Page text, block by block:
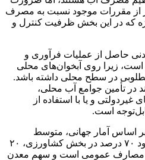
از مقررات موجود نسبت به مصرف
که در این بخش ظرفیت کنترل و
حاصل از عملیات فرآوری و
زیرا روی آبخوان‌های محلی
در سطح محلی داشته باشد.
در تأمین جوامع آب محلی،
و یا با استفاده از
است.
اساس آمار جهانی، متوسط
مصرف آب در جهان شامل حدود ۷۰ درصد در بخش کشاورزی، ۲۰
مصارف عمومی است و سهم معدن